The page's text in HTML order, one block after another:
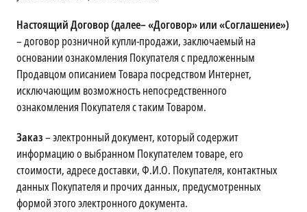
Настоящий Договор (далее– «Договор» или «Соглашение»)
– договор розничной купли-продажи, заключаемый на
основании ознакомления Покупателя с предложенным
Продавцом описанием Товара посредством Интернет,
исключающим возможность непосредственного
ознакомления Покупателя с таким Товаром.
Заказ– электронный документ, который содержит
информацию о выбранном Покупателем товаре, его
стоимости, адресе доставки, Ф.И.О. Покупателя, контактных
данных Покупателя и прочих данных, предусмотренных
формой этого электронного документа.